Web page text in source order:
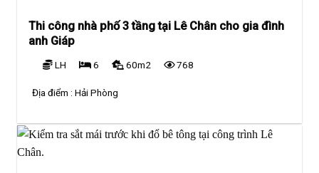
Thi công nhà phố 3 tầng tại Lê Chân cho gia đình
anh Giáp
LH 6 60m2 768
Địa điểm :Hải Phòng